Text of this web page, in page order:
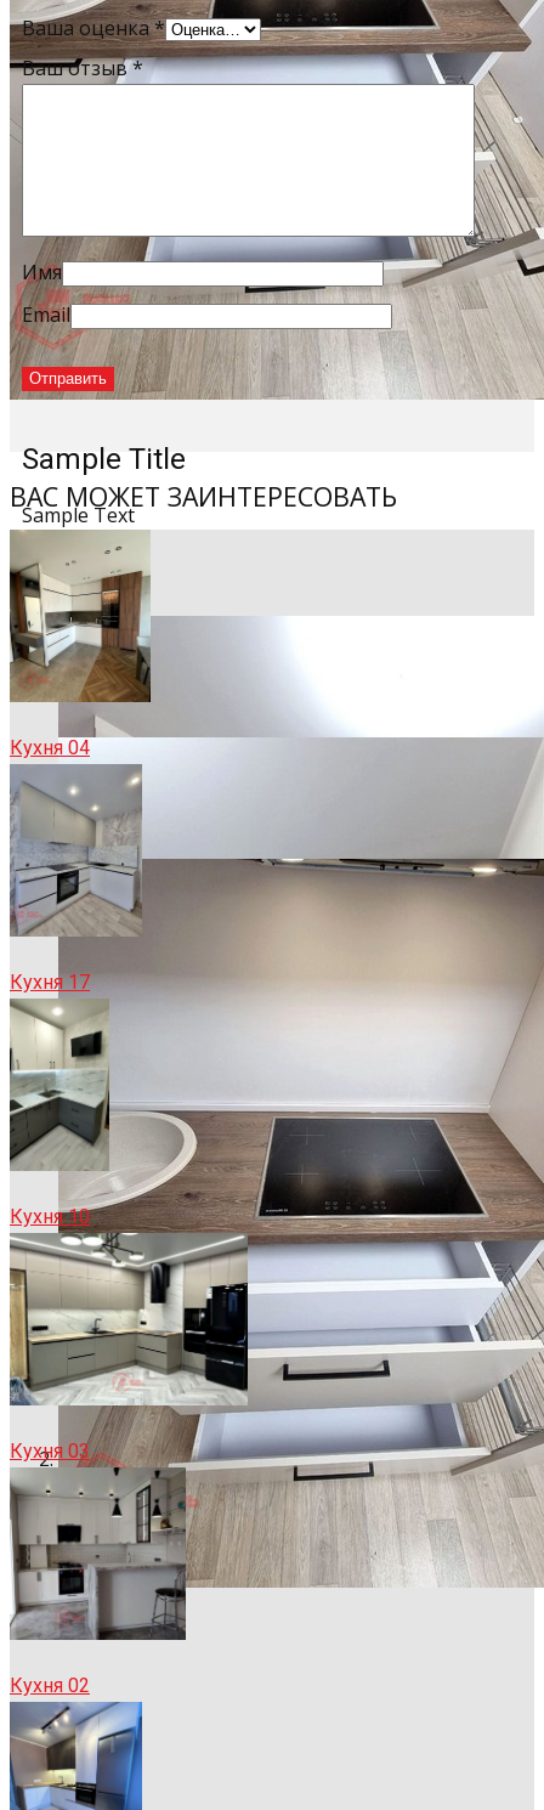
Sample Title
Sample Text
Ваша оценка*
Ваш отзыв*
Имя
Email
ВАС МОЖЕТ ЗАИНТЕРЕСОВАТЬ
Кухня 04
Кухня 17
Кухня 10
Кухня 03
Кухня 02